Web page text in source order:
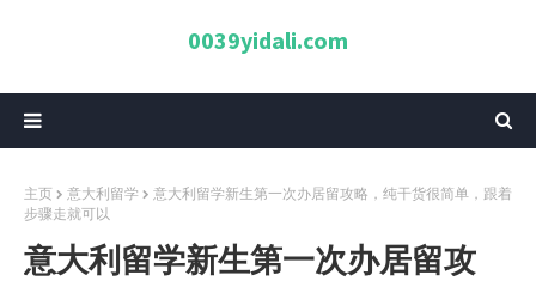
0039yidali.com
主页 意大利留学
意大利留学新生第一次办居留攻略，纯干货很简单，跟着
步骤走就可以
意大利留学新生第一次办居留攻